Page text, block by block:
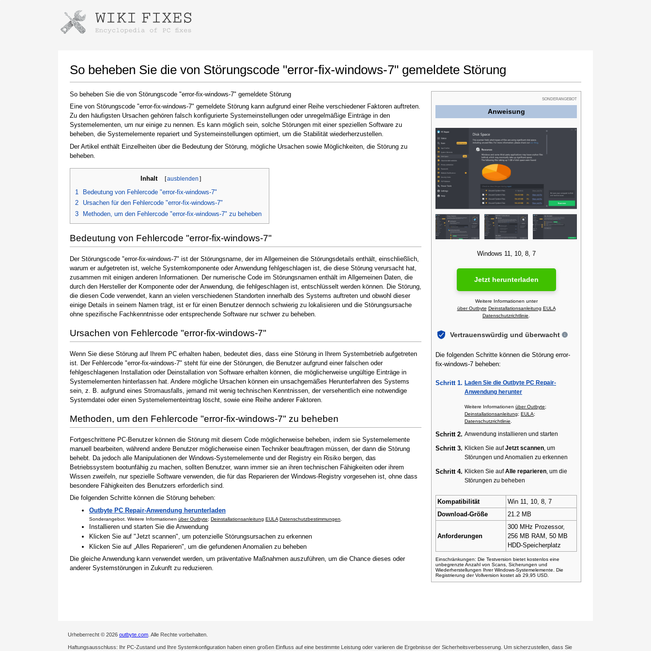
So beheben Sie die von Störungscode "error-fix-windows-7" gemeldete Störung
So beheben Sie die von Störungscode "error-fix-windows-7" gemeldete Störung
Eine von Störungscode "error-fix-windows-7" gemeldete Störung kann aufgrund einer Reihe verschiedener Faktoren auftreten.
Zu den häufigsten Ursachen gehören falsch konfigurierte Systemeinstellungen oder unregelmäßige Einträge in den
Systemelementen, um nur einige zu nennen. Es kann möglich sein, solche Störungen mit einer speziellen Software zu
beheben, die Systemelemente repariert und Systemeinstellungen optimiert, um die Stabilität wiederherzustellen.
Der Artikel enthält Einzelheiten über die Bedeutung der Störung, mögliche Ursachen sowie Möglichkeiten, die Störung zu
beheben.
Inhalt [ausblenden ]
1
Bedeutung von Fehlercode "error-fix-windows-7"
2
Ursachen für den Fehlercode "error-fix-windows-7"
3
Methoden, um den Fehlercode "error-fix-windows-7" zu beheben
Bedeutung von Fehlercode "error-fix-windows-7"
Der Störungscode "error-fix-windows-7" ist der Störungsname, der im Allgemeinen die Störungsdetails enthält, einschließlich,
warum er aufgetreten ist, welche Systemkomponente oder Anwendung fehlgeschlagen ist, die diese Störung verursacht hat,
zusammen mit einigen anderen Informationen. Der numerische Code im Störungsnamen enthält im Allgemeinen Daten, die
durch den Hersteller der Komponente oder der Anwendung, die fehlgeschlagen ist, entschlüsselt werden können. Die Störung,
die diesen Code verwendet, kann an vielen verschiedenen Standorten innerhalb des Systems auftreten und obwohl dieser
einige Details in seinem Namen trägt, ist er für einen Benutzer dennoch schwierig zu lokalisieren und die Störungsursache
ohne spezifische Fachkenntnisse oder entsprechende Software nur schwer zu beheben.
Ursachen von Fehlercode "error-fix-windows-7"
Wenn Sie diese Störung auf Ihrem PC erhalten haben, bedeutet dies, dass eine Störung in Ihrem Systembetrieb aufgetreten
ist. Der Fehlercode "error-fix-windows-7" steht für eine der Störungen, die Benutzer aufgrund einer falschen oder
fehlgeschlagenen Installation oder Deinstallation von Software erhalten können, die möglicherweise ungültige Einträge in
Systemelementen hinterlassen hat. Andere mögliche Ursachen können ein unsachgemäßes Herunterfahren des Systems
sein, z. B. aufgrund eines Stromausfalls, jemand mit wenig technischen Kenntnissen, der versehentlich eine notwendige
Systemdatei oder einen Systemelementeintrag löscht, sowie eine Reihe anderer Faktoren.
Methoden, um den Fehlercode "error-fix-windows-7" zu beheben
Fortgeschrittene PC-Benutzer können die Störung mit diesem Code möglicherweise beheben, indem sie Systemelemente
manuell bearbeiten, während andere Benutzer möglicherweise einen Techniker beauftragen müssen, der dann die Störung
behebt. Da jedoch alle Manipulationen der Windows-Systemelemente und der Registry ein Risiko bergen, das
Betriebssystem bootunfähig zu machen, sollten Benutzer, wann immer sie an ihren technischen Fähigkeiten oder ihrem
Wissen zweifeln, nur spezielle Software verwenden, die für das Reparieren der Windows-Registry vorgesehen ist, ohne dass
besondere Fähigkeiten des Benutzers erforderlich sind.
Die folgenden Schritte können die Störung beheben:
Outbyte PC Repair-Anwendung herunterladen
Sonderangebot. Weitere Informationen über Outbyte; Deinstallationsanleitung EULA Datenschutzbestimmungen
Installieren und starten Sie die Anwendung
Klicken Sie auf "Jetzt scannen", um potenzielle Störungsursachen zu erkennen
Klicken Sie auf „Alles Reparieren", um die gefundenen Anomalien zu beheben
Die gleiche Anwendung kann verwendet werden, um präventative Maßnahmen auszuführen, um die Chance dieses oder
anderer Systemstörungen in Zukunft zu reduzieren.
SONDERANGEBOT
Anweisung
Windows 11, 10, 8, 7
Jetzt herunterladen
Weitere Informationen unter
über Outbyte Deinstallationsanleitung EULA
Datenschutzrichtlinie
Vertrauenswürdig und überwacht
Die folgenden Schritte können die Störung error-
fix-windows-7 beheben:
Schritt 1. Laden Sie die Outbyte PC Repair-
Anwendung herunter
Weitere Informationen über Outbyte;
Deinstallationsanleitung; EULA;
Datenschutzrichtlinie
Schritt 2. Anwendung installieren und starten
Schritt 3. Klicken Sie aufJetzt scannen , um
Störungen und Anomalien zu erkennen
Schritt 4. Klicken Sie aufAlle reparieren , um die
Störungen zu beheben
Kompatibilität
Win 11, 10, 8, 7
Download-Größe
21.2 MB
Anforderungen
300 MHz Prozessor,
256 MB RAM, 50 MB
HDD-Speicherplatz
Einschränkungen: Die Testversion bietet kostenlos eine
unbegrenzte Anzahl von Scans, Sicherungen und
Wiederherstellungen Ihrer Windows-Systemelemente. Die
Registrierung der Vollversion kostet ab 29,95 USD.
Urheberrecht © 2026 outbyte.com . Alle Rechte vorbehalten.
Haftungsausschluss: Ihr PC-Zustand und Ihre Systemkonfiguration haben einen großen Einfluss auf eine bestimmte Leistung oder variieren die Ergebnisse der Sicherheitsverbesserung. Um sicherzustellen, dass Sie
Anweisungen zum Herunterladen mit Google Chrome
Klicken Sie nach Abschluss des Downloads auf
den Link zur heruntergeladenen Datei